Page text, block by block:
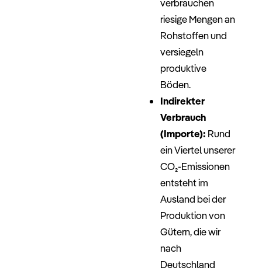
riesige Mengen an
Rohstoffen und
versiegeln
produktive
Böden.
Indirekter
Verbrauch
(Importe): Rund
ein Viertel unserer
CO₂​-Emissionen
entsteht im
Ausland bei der
Produktion von
Gütern, die wir
nach
Deutschland